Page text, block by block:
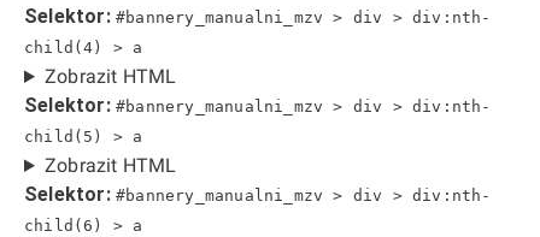
Selektor: #bannery_manualni_mzv > div > div:nth-
child(4) > a
Zobrazit HTML
Selektor: #bannery_manualni_mzv > div > div:nth-
child(5) > a
Zobrazit HTML
Selektor: #bannery_manualni_mzv > div > div:nth-
child(6) > a